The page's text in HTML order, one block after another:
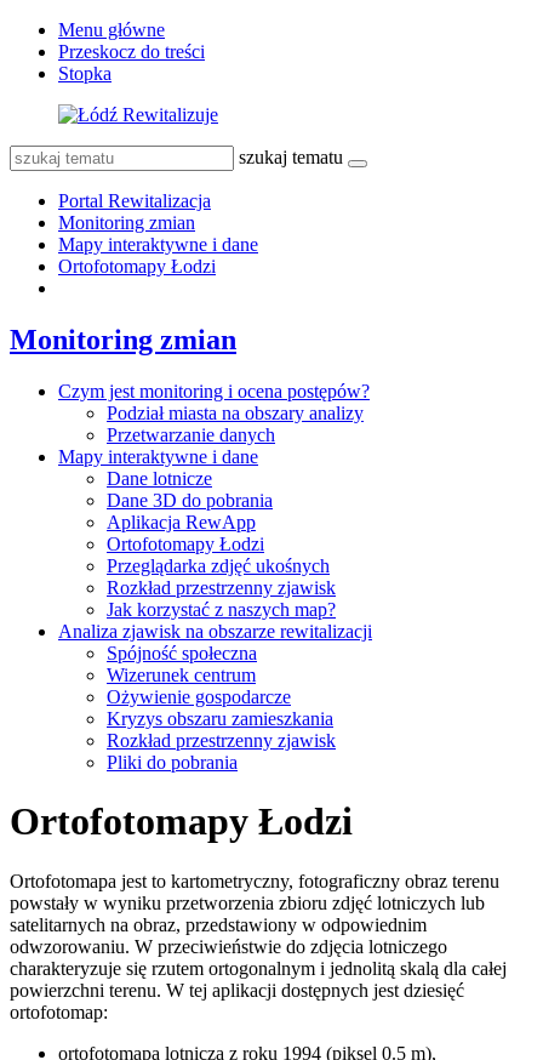
Menu główne
Przeskocz do treści
Stopka
szukaj tematu
Portal Rewitalizacja
Monitoring zmian
Mapy interaktywne i dane
Ortofotomapy Łodzi
Monitoring zmian
Czym jest monitoring i ocena postępów?
Podział miasta na obszary analizy
Przetwarzanie danych
Mapy interaktywne i dane
Dane lotnicze
Dane 3D do pobrania
Aplikacja RewApp
Ortofotomapy Łodzi
Przeglądarka zdjęć ukośnych
Rozkład przestrzenny zjawisk
Jak korzystać z naszych map?
Analiza zjawisk na obszarze rewitalizacji
Spójność społeczna
Wizerunek centrum
Ożywienie gospodarcze
Kryzys obszaru zamieszkania
Rozkład przestrzenny zjawisk
Pliki do pobrania
Ortofotomapy Łodzi
Ortofotomapa jest to kartometryczny, fotograficzny obraz terenu
powstały w wyniku przetworzenia zbioru zdjęć lotniczych lub
satelitarnych na obraz, przedstawiony w odpowiednim
odwzorowaniu. W przeciwieństwie do zdjęcia lotniczego
charakteryzuje się rzutem ortogonalnym i jednolitą skalą dla całej
powierzchni terenu. W tej aplikacji dostępnych jest dziesięć
ortofotomap:
ortofotomapa lotnicza z roku 1994 (piksel 0.5 m),